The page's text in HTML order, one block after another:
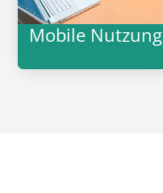
Mobile Nutzung